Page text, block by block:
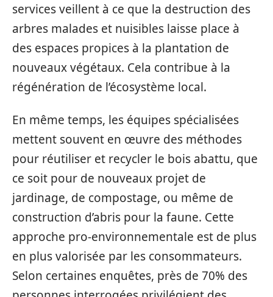
services veillent à ce que la destruction des
arbres malades et nuisibles laisse place à
des espaces propices à la plantation de
nouveaux végétaux. Cela contribue à la
régénération de l’écosystème local.
En même temps, les équipes spécialisées
mettent souvent en œuvre des méthodes
pour réutiliser et recycler le bois abattu, que
ce soit pour de nouveaux projet de
jardinage, de compostage, ou même de
construction d’abris pour la faune. Cette
approche pro-environnementale est de plus
en plus valorisée par les consommateurs.
Selon certaines enquêtes, près de 70% des